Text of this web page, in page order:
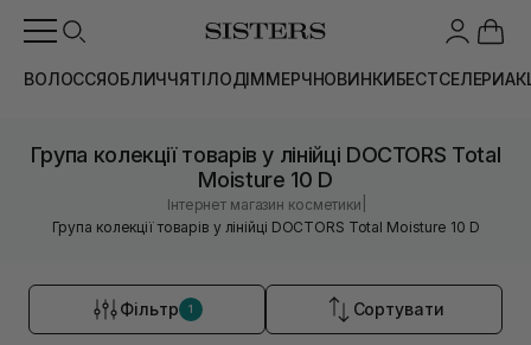
ВОЛОССЯОБЛИЧЧЯТІЛОДІММЕРЧНОВИНКИБЕСТСЕЛЕРИ
Група колекції товарів у лінійці DOCTORS Total
Moisture 10 D
Інтернет магазин косметики
Група колекції товарів у лінійці DOCTORS Total Moisture 10 D
Фільтр 1 Сортувати